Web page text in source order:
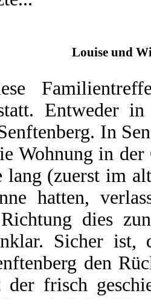
Louise und
Entweder in
In
Wohnung in der
lang (zuerst im
hatten,
dies
Sicher ist,
den
frisch